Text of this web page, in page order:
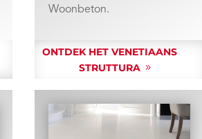
Woonbeton.
ONTDEK HET VENETIAANS
STRUTTURA